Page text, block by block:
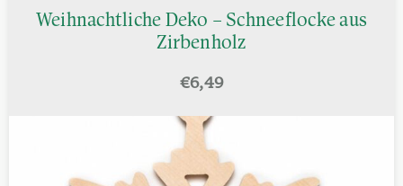
Weihnachtliche Deko – Schneeflocke aus
Zirbenholz
€6,49